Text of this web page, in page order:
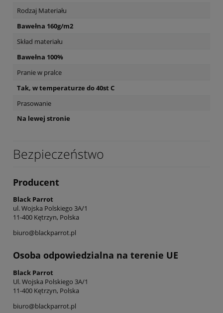
Rodzaj Materiału
Bawełna 160g/m2
Skład materiału
Bawełna 100%
Pranie w pralce
Tak, w temperaturze do 40st C
Prasowanie
Na lewej stronie
Bezpieczeństwo
Producent
Black Parrot
ul. Wojska Polskiego 3A/1
11-400 Kętrzyn, Polska
biuro@blackparrot.pl
Osoba odpowiedzialna na terenie UE
Black Parrot
Ul. Wojska Polskiego 3A/1
11-400 Kętrzyn, Polska
biuro@blackparrot.pl